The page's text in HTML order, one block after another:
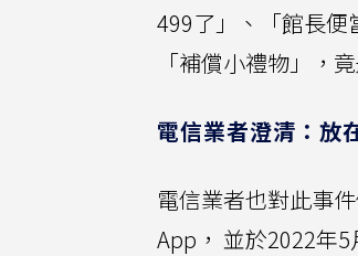
499了」、「館長
「補償小禮物」，
電信業者澄清：放
電信業者也對此事
App， 並於2022年